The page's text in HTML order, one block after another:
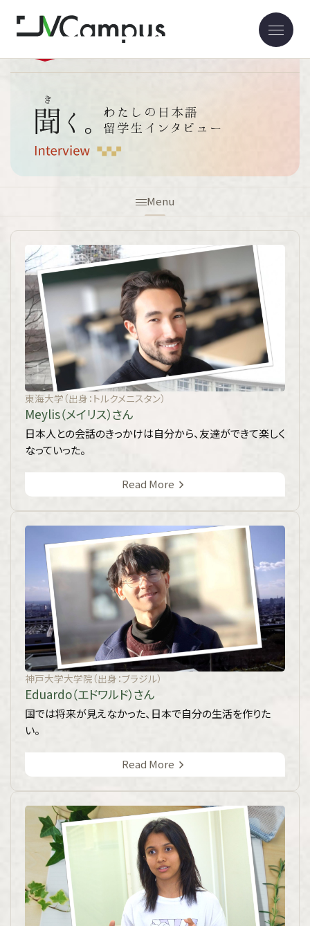
聞く。
Menu
東海大学（出身：トルクメニスタン）
Meylis（メイリス）さん
日本人との会話のきっかけは自分から、友達ができて楽しく
なっていった。
Read More
神戸大学大学院（出身：ブラジル）
Eduardo（エドワルド）さん
国では将来が見えなかった、日本で自分の生活を作りた
い。
Read More